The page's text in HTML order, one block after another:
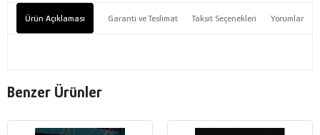
Ürün Açıklaması Garanti ve Teslimat Taksit Seçenekleri Yorumlar
Benzer Ürünler